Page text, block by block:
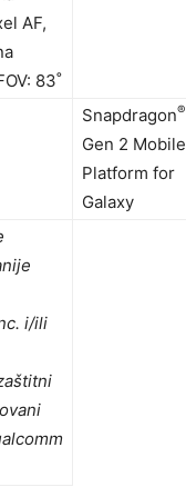
AF,
83˚
Snapdragon®
Gen 2 Mobile
Platform for
Galaxy
i/ili